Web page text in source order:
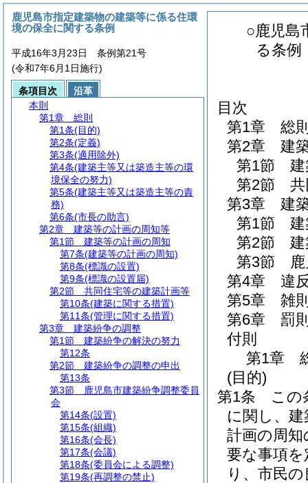
○鹿児島
る条例
目次
第1章
総
第2章
建
第1節
第2節
第3章
建
第1節
第2節
第3節
第4章
違
第5章
雑
第6章
罰
付則
第1章
(目的)
第1条
この
に関し、
計画の周
要な事項
り、市民
鹿児島市指定建築物の建築等に係る住環
境の保全に関する条例
平成16年3月23日 条例第21号
(令和7年6月1日施行)
条項目次
沿革
本則
第1章
総則
第1条(目的)
第2条(定義)
第3条(適用除外)
第4条(建築主等又は築造主等の環
境保全の努力)
第5条(建築主等又は築造主等の責
務)
第6条(市長の助言)
第2章
建築等の計画の周知等
第1節
建築等の計画の周知
第7条(建築等の計画の周知)
第8条(標識の設置)
第9条(標識の設置届)
第2節
共同住宅等の建築計画等
第10条(建築に関する措置)
第11条(管理に関する措置)
第3章
建築紛争の調整
第1節
建築紛争の解決の努力
第12条
第2節
建築紛争の調整の申出
第13条
第3節
鹿児島市建築紛争調整委員
会
第14条(設置)
第15条(組織)
第16条(会長)
第17条(会議)
第18条(委員会による調整)
第19条(再調整の禁止)